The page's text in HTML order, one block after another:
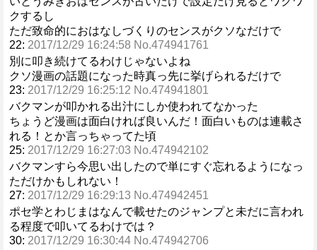
クするし
ただ致命的におはなしづくりのセンスがクソなだけで
22: 2017/12/29 16:24:58 No.474941761
別に叩き続けてるわけじゃないよね
クソ漫画の話題になった時真っ先に挙げられるだけで
23: 2017/12/29 16:25:12 No.474941801
バクマンが叩かれる出汁にしか使われてなかった
ちょうど漫画は面白ければ良いんだ！面白いものは連載さ
れる！とか言っちゃってた頃
25: 2017/12/29 16:27:03 No.474942102
バクマンすら今思い出したので単にすぐ忘れるようになっ
ただけかもしれない！
27: 2017/12/29 16:29:13 No.474942451
ポセ学とわじまはなんで載せたのジャンプと未だに言われ
る程度で叩いてるわけでは？
30: 2017/12/29 16:30:44 No.474942706